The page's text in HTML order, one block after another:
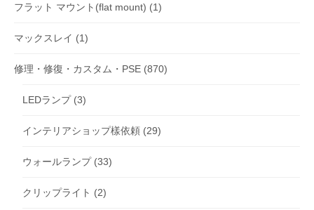
フラット マウント(flat mount) (1)
マックスレイ (1)
修理・修復・カスタム・PSE (870)
LEDランプ(3)
インテリアショップ樣依頼 (29)
ウォールランプ(33)
クリップライト (2)